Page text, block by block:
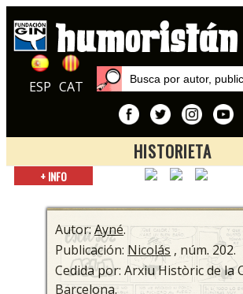
ESP CAT
HISTORIETA
Inicio
Ayné
+ INFO
Autor:Ayné.
Publicación: Nicolás , núm. 202.
Cedida por: Arxiu Històric de la
Barcelona.